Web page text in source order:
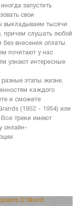
запустить
свои
выкладываем тысячи
причем слушать любой
без внесения оплаты.
почитают у нас
узнают интересные
разные этапы жизни,
каждого
и сможете
(1952 - 1954) или
Все треки имеют
онлайн-